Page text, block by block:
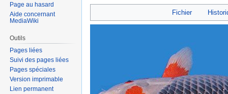
à
à
Fichier
Page au hasard
Aide concernant
MediaWiki
Outils
Pages liées
Suivi des pages liées
Pages spéciales
Version imprimable
Lien permanent